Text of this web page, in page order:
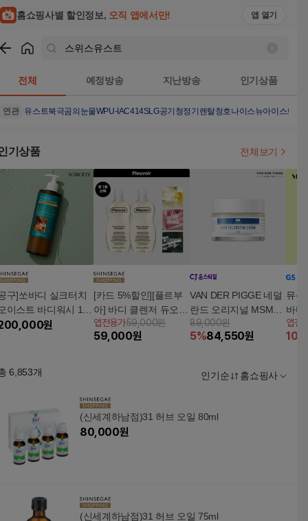
홈쇼핑사별 할인정보, 오직 앱에서만! 앱 열기
전체 예정방송 지난방송 인기상품
연관 유스트북극곰의눈물WPU-IAC414SLG공기청정기렌탈청호나이스뉴아이스트리
기상품 전체보기
구]쏘바디 실크터치
이스트 바디워시 100
* 15개 원
[카드 5%할인][플르부
아] 바디 클렌저 듀오
세트 (3종 중 택1)
앱전용가59,000원
59,000원
VAN DER PIGGE 네덜
란드 오리지널 MSM유
황솔트크림 단품
89,000원
5%84,550원
뮤센
바디
앱전
10
6,853개 인기순 홈쇼핑사
(신세계하남점)31 허브 오일 80ml
80,000원
(신세계하남점)31 허브 오일 75ml